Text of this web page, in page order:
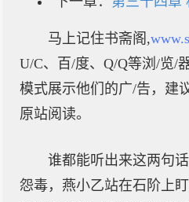
马上记住书斋阁,
U/C、百/度、Q/Q等浏/览/
模式展示他们的广/告，建
原站阅读。
谁都能听出来这两句
怨毒，燕小乙站在石阶上